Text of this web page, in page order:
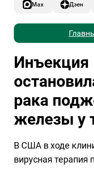
Max Дзен
Инъекция
рака
железы у
В США в ходе
вирусная